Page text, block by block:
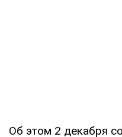
Об этом 2 декабря